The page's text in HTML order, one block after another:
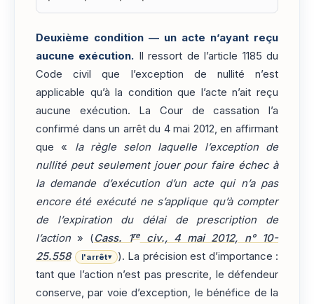
Deuxième condition — un acte n’ayant reçu
aucune exécution. Il ressort de l’article 1185 du
Code civil que l’exception de nullité n’est
applicable qu’à la condition que l’acte n’ait reçu
aucune exécution. La Cour de cassation l’a
confirmé dans un arrêt du 4 mai 2012, en affirmant
que « la règle selon laquelle l’exception de
nullité peut seulement jouer pour faire échec à
la demande d’exécution d’un acte qui n’a pas
encore été exécuté ne s’applique qu’à compter
de l’expiration du délai de prescription de
l’action » (Cass. 1reciv., 4 mai 2012, n° 10-
25.558
l'arrêt▾
). La précision est d’importance :
tant que l’action n’est pas prescrite, le défendeur
conserve, par voie d’exception, le bénéfice de la